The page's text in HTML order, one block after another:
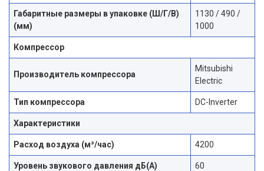
Габаритные размеры в упаковке (Ш/Г/В)
(мм)
1130 / 490 /
1000
Компрессор
Производитель компрессора
Mitsubishi
Electric
Тип компрессора DC-Inverter
Характеристики
Расход воздуха (м³/час) 4200
Уровень звукового давления дБ(А) 60